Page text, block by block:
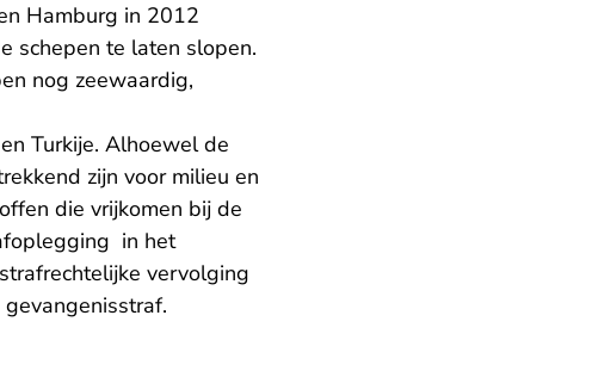
Hamburg in 2012
schepen te laten slopen.
nog zeewaardig,
Turkije. Alhoewel de
zijn voor milieu en
die vrijkomen bij de
in het
vervolging